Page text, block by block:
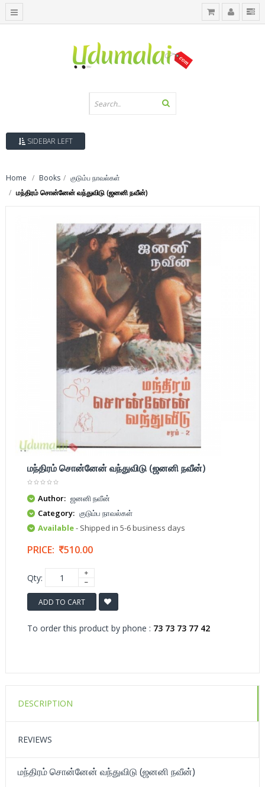
SIDEBAR LEFT
Home Books
குடும்ப நாவல்கள்
மந்திரம் சொன்னேன் வந்துவிடு (ஜனனி நவீன்)
மந்திரம் சொன்னேன் வந்துவிடு (ஜனனி நவீன்)
Author: ஜனனி நவீன்
Category: குடும்ப நாவல்கள்
Available- Shipped in 5-6 business days
PRICE: 510.00
Qty:
ADD TO CART
To order this product by phone : 73 73 73 77 42
DESCRIPTION
REVIEWS
மந்திரம் சொன்னேன் வந்துவிடு (ஜனனி நவீன்)